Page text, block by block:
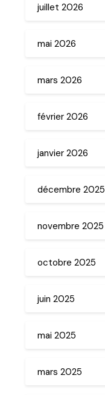
juillet 2026
mai 2026
mars 2026
février 2026
janvier 2026
décembre 2025
novembre 2025
octobre 2025
juin 2025
mai 2025
mars 2025